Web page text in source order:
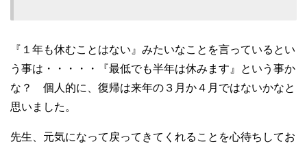
『１年も休むことはない』みたいなことを言っているとい
う事は・・・・・『最低でも半年は休みます』という事か
な？ 個人的に、復帰は来年の３月か４月ではないかなと
思いました。
先生、元気になって戻ってきてくれることを心待ちしてお